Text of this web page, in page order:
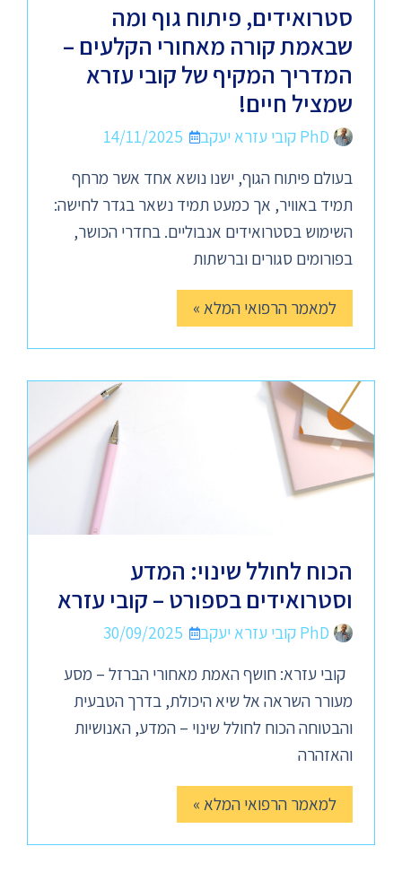
סטרואידים, פיתוח גוף ומה
שבאמת קורה מאחורי הקלעים –
המדריך המקיף של קובי עזרא
שמציל חיים!
PhD קובי עזרא יעקב
14/11/2025
בעולם פיתוח הגוף, ישנו נושא אחד אשר מרחף
תמיד באוויר, אך כמעט תמיד נשאר בגדר לחישה:
השימוש בסטרואידים אנבוליים. בחדרי הכושר,
בפורומים סגורים וברשתות
למאמר הרפואי המלא »
הכוח לחולל שינוי: המדע
וסטרואידים בספורט – קובי עזרא
PhD קובי עזרא יעקב
30/09/2025
קובי עזרא: חושף האמת מאחורי הברזל – מסע
מעורר השראה אל שיא היכולת, בדרך הטבעית
והבטוחה הכוח לחולל שינוי – המדע, האנושיות
והאזהרה
למאמר הרפואי המלא »